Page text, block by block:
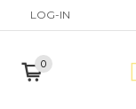
LOG-IN
0